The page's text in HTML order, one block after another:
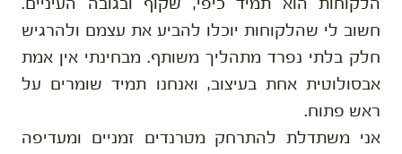
הלקוחות הוא תמיד כיפי, שקוף ובגובה העיניים.
חשוב לי שהלקוחות יוכלו להביע את עצמם ולהרגיש
חלק בלתי נפרד מתהליך משותף. מבחינתי אין אמת
אבסולוטית אחת בעיצוב, ואנחנו תמיד שומרים על
ראש פתוח.
אני משתדלת להתרחק מטרנדים זמניים ומעדיפה